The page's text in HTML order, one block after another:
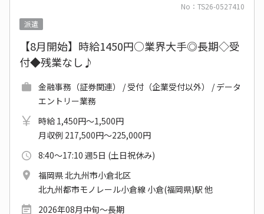
No：TS26-0527410
派遣
【8月開始】時給1450円○業界大手◎長期◇受
付◆残業なし♪
金融事務（証券関連） / 受付（企業受付以外） / データ
エントリー業務
時給 1,450円～1,500円
月収例 217,500円～225,000円
8:40～17:10 週5日 (土日祝休み)
福岡県 北九州市小倉北区
北九州都市モノレール小倉線 小倉(福岡県)駅 他
2026年08月中旬～長期